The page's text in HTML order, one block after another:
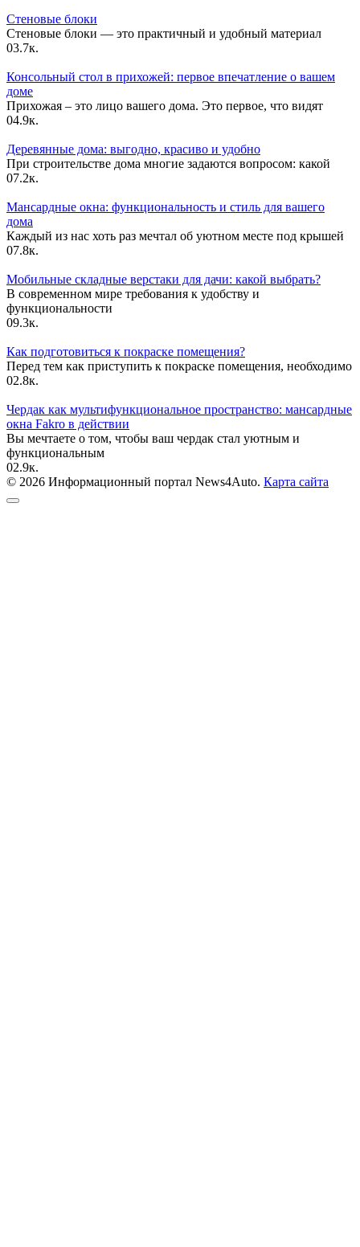
Стеновые блоки
Стеновые блоки — это практичный и удобный материал
03.7к.
Консольный стол в прихожей: первое впечатление о вашем
доме
Прихожая – это лицо вашего дома. Это первое, что видят
04.9к.
Деревянные дома: выгодно, красиво и удобно
При строительстве дома многие задаются вопросом: какой
07.2к.
Мансардные окна: функциональность и стиль для вашего
дома
Каждый из нас хоть раз мечтал об уютном месте под крышей
07.8к.
Мобильные складные верстаки для дачи: какой выбрать?
В современном мире требования к удобству и
функциональности
09.3к.
Как подготовиться к покраске помещения?
Перед тем как приступить к покраске помещения, необходимо
02.8к.
Чердак как мультифункциональное пространство: мансардные
окна Fakro в действии
Вы мечтаете о том, чтобы ваш чердак стал уютным и
функциональным
02.9к.
© 2026 Информационный портал News4Auto. Карта сайта